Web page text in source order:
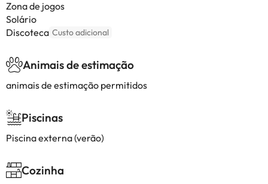
Zona de jogos
Solário
Discoteca Custo adicional
Animais de estimação
animais de estimação permitidos
Piscinas
Piscina externa (verão)
Cozinha